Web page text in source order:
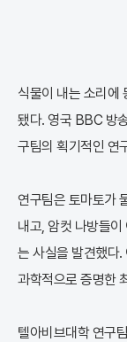
식물이 내는 소리에
됐다. 영국 BBC 방
구팀의 획기적인 연
연구팀은 토마토가
내고, 암컷 나방들
는 사실을 발견했다
과학적으로 증명한
텔아비브대학 연구